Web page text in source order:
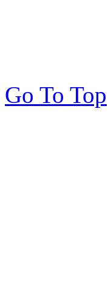
Go To Top